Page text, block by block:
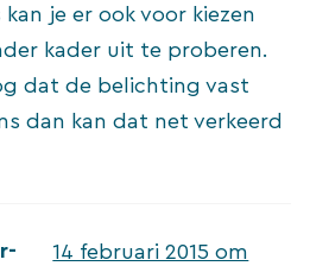
je er ook voor kiezen
kader uit te proberen.
dat de belichting vast
dan kan dat net verkeerd
14 februari 2015 om